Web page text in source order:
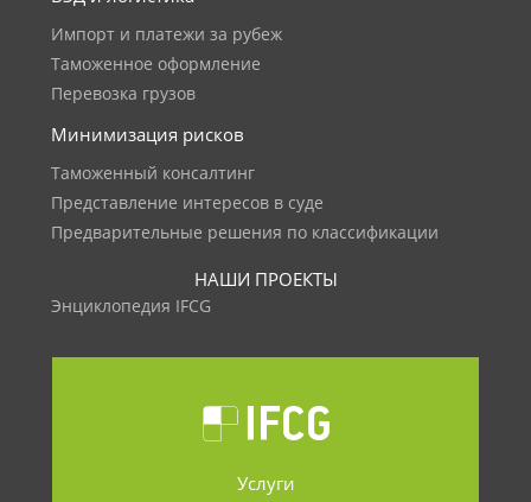
Импорт и платежи за рубеж
Таможенное оформление
Перевозка грузов
Минимизация рисков
Таможенный консалтинг
Представление интересов в суде
Предварительные решения по классификации
НАШИ ПРОЕКТЫ
Энциклопедия IFCG
Услуги